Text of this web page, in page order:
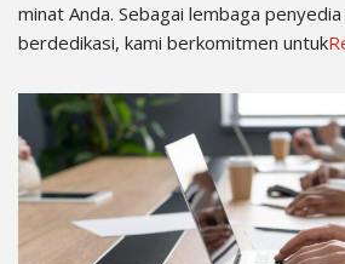
minat Anda. Sebagai lembaga
berdedikasi, kami berkomitmen untuk